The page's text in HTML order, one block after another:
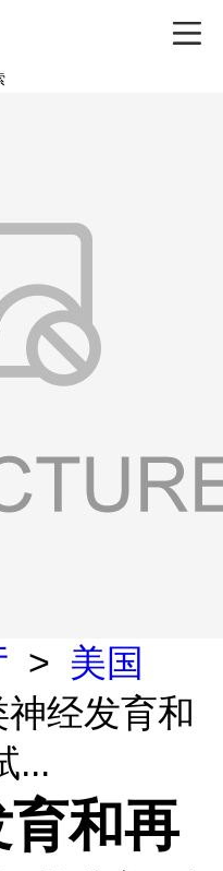
> 美国
经发育和
...
育和再